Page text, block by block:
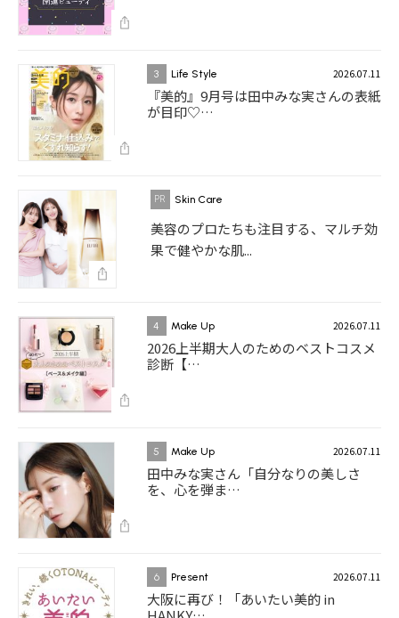
3 Life Style 2026.07.11
『美的』9月号は田中みな実さんの表紙
が目印♡…
Skin Care
美容のプロたちも注目する、マルチ効
果で健やかな肌...
4 Make Up 2026.07.11
2026上半期大人のためのベストコスメ
診断【…
5 Make Up 2026.07.11
田中みな実さん「自分なりの美しさ
を、心を弾ま…
6 Present 2026.07.11
大阪に再び！「あいたい美的 in